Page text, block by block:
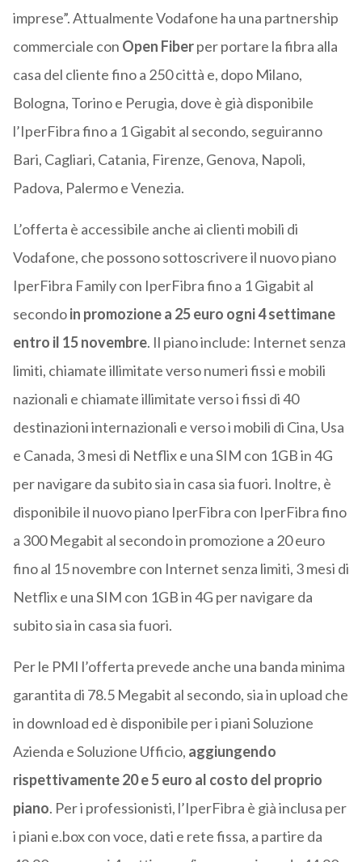
imprese”. Attualmente Vodafone ha una partnership
commerciale con Open Fiberper portare la fibra alla
casa del cliente fino a 250 città e, dopo Milano,
Bologna, Torino e Perugia, dove è già disponibile
l’IperFibra fino a 1 Gigabit al secondo, seguiranno
Bari, Cagliari, Catania, Firenze, Genova, Napoli,
Padova, Palermo e Venezia.
L’offerta è accessibile anche ai clienti mobili di
Vodafone, che possono sottoscrivere il nuovo piano
IperFibra Family con IperFibra fino a 1 Gigabit al
secondoin promozione a 25 euro ogni 4 settimane
entro il 15 novembre. Il piano include: Internet senza
limiti, chiamate illimitate verso numeri fissi e mobili
nazionali e chiamate illimitate verso i fissi di 40
destinazioni internazionali e verso i mobili di Cina, Usa
e Canada, 3 mesi di Netflix e una SIM con 1GB in 4G
per navigare da subito sia in casa sia fuori. Inoltre, è
disponibile il nuovo piano IperFibra con IperFibra fino
a 300 Megabit al secondo in promozione a 20 euro
fino al 15 novembre con Internet senza limiti, 3 mesi di
Netflix e una SIM con 1GB in 4G per navigare da
subito sia in casa sia fuori.
Per le PMI l’offerta prevede anche una banda minima
garantita di 78.5 Megabit al secondo, sia in upload che
in download ed è disponibile per i piani Soluzione
Azienda e Soluzione Ufficio, aggiungendo
rispettivamente 20 e 5 euro al costo del proprio
piano. Per i professionisti, l’IperFibra è già inclusa per
i piani e.box con voce, dati e rete fissa, a partire da